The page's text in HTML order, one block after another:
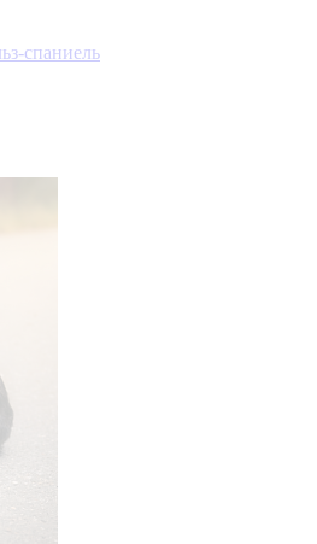
спаниель